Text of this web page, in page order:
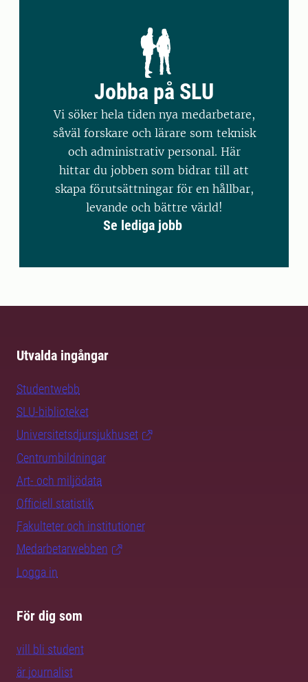
Jobba på SLU
Vi söker hela tiden nya medarbetare,
såväl forskare och lärare som teknisk
och administrativ personal. Här
hittar du jobben som bidrar till att
skapa förutsättningar för en hållbar,
levande och bättre värld!
Se lediga jobb
Utvalda ingångar
Studentwebb
SLU-biblioteket
Universitetsdjursjukhuset
Centrumbildningar
Art- och miljödata
Officiell statistik
Fakulteter och institutioner
Medarbetarwebben
Logga in
För dig som
vill bli student
är journalist